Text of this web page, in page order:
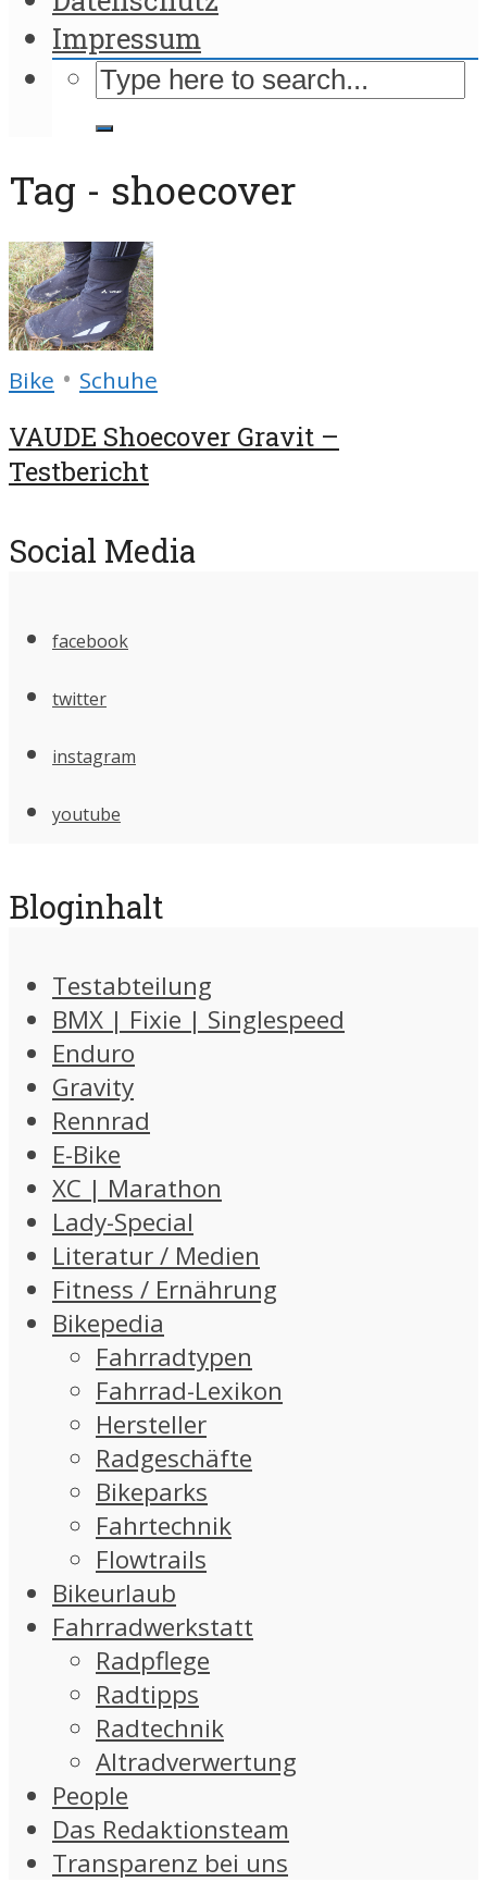
Impressum
Tag - shoecover
Bike • Schuhe
VAUDE Shoecover Gravit –
Testbericht
Social Media
facebook
twitter
instagram
youtube
Bloginhalt
Testabteilung
BMX | Fixie | Singlespeed
Enduro
Gravity
Rennrad
E-Bike
XC | Marathon
Lady-Special
Literatur / Medien
Fitness / Ernährung
Bikepedia
Fahrradtypen
Fahrrad-Lexikon
Hersteller
Radgeschäfte
Bikeparks
Fahrtechnik
Flowtrails
Bikeurlaub
Fahrradwerkstatt
Radpflege
Radtipps
Radtechnik
Altradverwertung
People
Das Redaktionsteam
Transparenz bei uns